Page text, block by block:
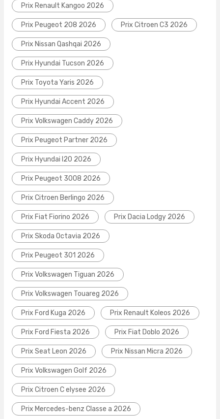
Prix Renault Kangoo 2026
Prix Peugeot 208 2026 Prix Citroen C3 2026
Prix Nissan Qashqai 2026
Prix Hyundai Tucson 2026
Prix Toyota Yaris 2026
Prix Hyundai Accent 2026
Prix Volkswagen Caddy 2026
Prix Peugeot Partner 2026
Prix Hyundai I20 2026
Prix Peugeot 3008 2026
Prix Citroen Berlingo 2026
Prix Fiat Fiorino 2026 Prix Dacia Lodgy 2026
Prix Skoda Octavia 2026
Prix Peugeot 301 2026
Prix Volkswagen Tiguan 2026
Prix Volkswagen Touareg 2026
Prix Ford Kuga 2026 Prix Renault Koleos 2026
Prix Ford Fiesta 2026 Prix Fiat Doblo 2026
Prix Seat Leon 2026 Prix Nissan Micra 2026
Prix Volkswagen Golf 2026
Prix Citroen C elysee 2026
Prix Mercedes-benz Classe a 2026